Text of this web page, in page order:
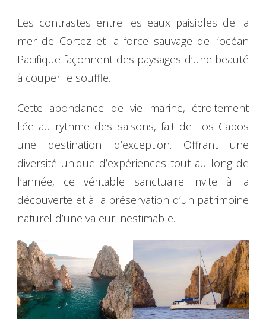
Les contrastes entre les eaux paisibles de la
mer de Cortez et la force sauvage de l’océan
Pacifique façonnent des paysages d’une beauté
à couper le souffle.
Cette abondance de vie marine, étroitement
liée au rythme des saisons, fait de Los Cabos
une destination d’exception. Offrant une
diversité unique d’expériences tout au long de
l’année, ce véritable sanctuaire invite à la
découverte et à la préservation d’un patrimoine
naturel d’une valeur inestimable.